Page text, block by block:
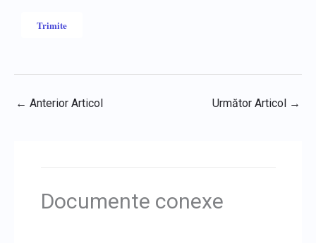
← Anterior Articol Următor Articol →
Documente conexe